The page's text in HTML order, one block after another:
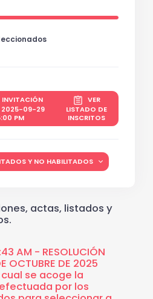
INVITACIÓN
2025-09-29
PM
VER
LISTADO DE
INSCRITOS
Y NO HABILITADOS
actas, listados y
AM - RESOLUCIÓN
OCTUBRE DE 2025
se acoge la
por los